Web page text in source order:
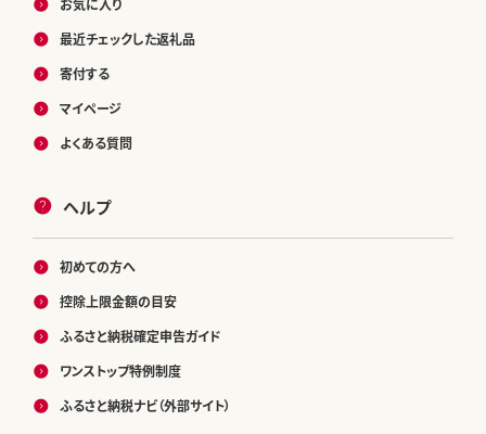
お気に入り
最近チェックした返礼品
寄付する
マイページ
よくある質問
ヘルプ
初めての方へ
控除上限金額の目安
ふるさと納税確定申告ガイド
ワンストップ特例制度
ふるさと納税ナビ（外部サイト）